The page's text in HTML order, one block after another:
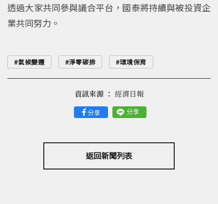
透過大家共同參與議合平台，國泰將持續與被投資企
業共同努力。
氣候變遷 淨零碳排 環境保育
分享 分享
資訊來源 ： 經濟日報
返回新聞列表